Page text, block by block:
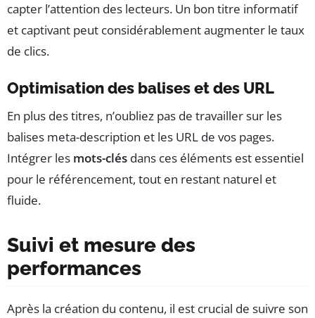
capter l’attention des lecteurs. Un bon titre informatif
et captivant peut considérablement augmenter le taux
de clics.
Optimisation des balises et des URL
En plus des titres, n’oubliez pas de travailler sur les
balises meta-description et les URL de vos pages.
Intégrer les mots-clés dans ces éléments est essentiel
pour le référencement, tout en restant naturel et
fluide.
Suivi et mesure des
performances
Après la création du contenu, il est crucial de suivre son